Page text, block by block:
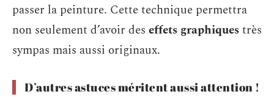
passer la peinture. Cette technique permettra
non seulement d’avoir des effets graphiquestrès
sympas mais aussi originaux.
D’autres astuces méritent aussi attention !